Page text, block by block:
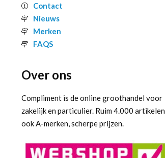
Contact
Nieuws
Merken
FAQS
Over ons
Compliment is de online groothandel voor
zakelijk en particulier. Ruim 4.000 artikelen,
ook A-merken, scherpe prijzen.